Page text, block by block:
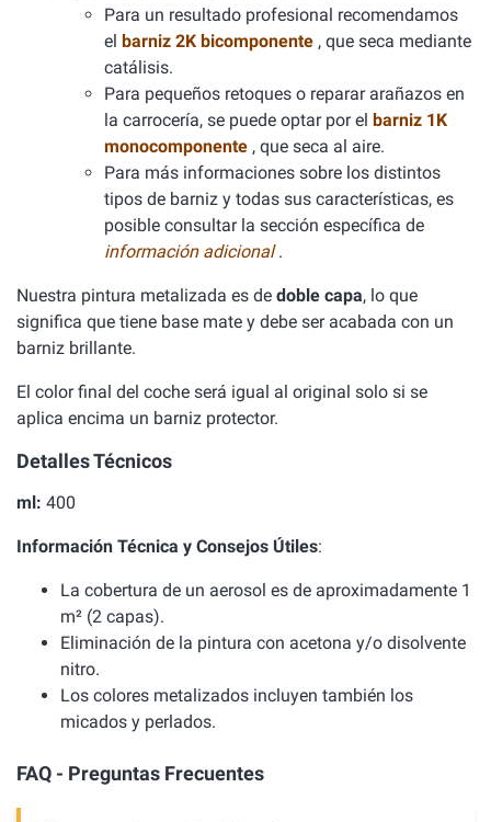
Para un resultado profesional recomendamos
el barniz 2K bicomponente , que seca mediante
catálisis.
Para pequeños retoques o reparar arañazos en
la carrocería, se puede optar por el barniz 1K
monocomponente , que seca al aire.
Para más informaciones sobre los distintos
tipos de barniz y todas sus características, es
posible consultar la sección específica de
información adicional.
Nuestra pintura metalizada es de doble capa, lo que
significa que tiene base mate y debe ser acabada con un
barniz brillante.
El color final del coche será igual al original solo si se
aplica encima un barniz protector.
Detalles Técnicos
ml: 400
Información Técnica y Consejos Útiles:
La cobertura de un aerosol es de aproximadamente 1
m² (2 capas).
Eliminación de la pintura con acetona y/o disolvente
nitro.
Los colores metalizados incluyen también los
micados y perlados.
FAQ - Preguntas Frecuentes